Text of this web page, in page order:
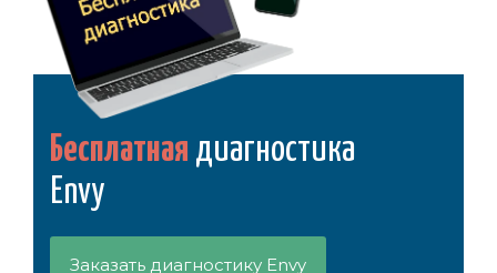
Бесплатная диагностика
Envy
Заказать диагностику Envy